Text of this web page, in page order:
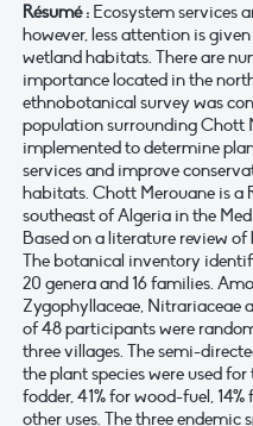
Résumé : Ecosystem services
however, less attention is
wetland habitats. There are
importance located in the
ethnobotanical survey was
population surrounding Chott
implemented to determine
services and improve
habitats. Chott Merouane is a
southeast of Algeria in the
Based on a literature review
The botanical inventory
20 genera and 16 families.
Zygophyllaceae, Nitrariaceae
of 48 participants were
three villages. The semi-
the plant species were used
fodder, 41% for wood-fuel,
other uses. The three endemic